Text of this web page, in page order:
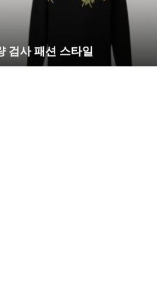
검사 패션 스타일